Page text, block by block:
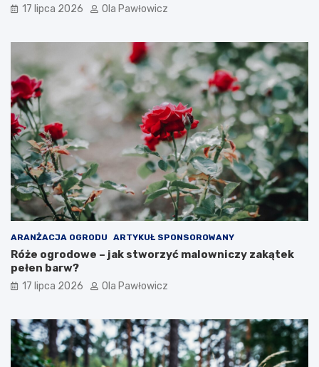
17 lipca 2026 Ola Pawłowicz
ARANŻACJA OGRODU ARTYKUŁ SPONSOROWANY
Róże ogrodowe – jak stworzyć malowniczy zakątek
pełen barw?
17 lipca 2026 Ola Pawłowicz